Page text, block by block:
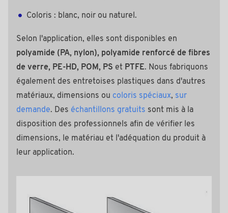
Coloris : blanc, noir ou naturel.
Selon l'application, elles sont disponibles en
polyamide (PA, nylon), polyamide renforcé de fibres
de verre, PE-HD, POM, PS et PTFE. Nous fabriquons
également des entretoises plastiques dans d'autres
matériaux, dimensions ou coloris spéciaux, sur
demande. Des échantillons gratuits sont mis à la
disposition des professionnels afin de vérifier les
dimensions, le matériau et l'adéquation du produit à
leur application.